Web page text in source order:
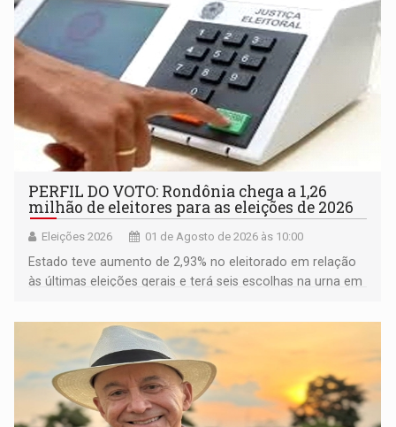
PERFIL DO VOTO: Rondônia chega a 1,26
milhão de eleitores para as eleições de 2026
Eleições 2026 01 de Agosto de 2026 às 10:00
Estado teve aumento de 2,93% no eleitorado em relação
às últimas eleições gerais e terá seis escolhas na urna em